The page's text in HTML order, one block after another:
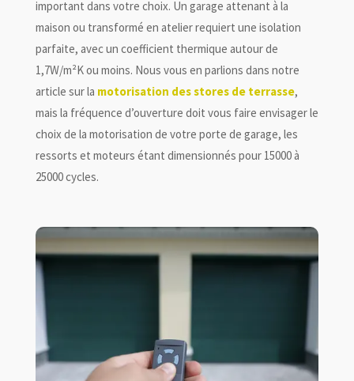
important dans votre choix. Un garage attenant à la
maison ou transformé en atelier requiert une isolation
parfaite, avec un coefficient thermique autour de
1,7W/m²K ou moins. Nous vous en parlions dans notre
article sur la motorisation des stores de terrasse,
mais la fréquence d’ouverture doit vous faire envisager le
choix de la motorisation de votre porte de garage, les
ressorts et moteurs étant dimensionnés pour 15000 à
25000 cycles.